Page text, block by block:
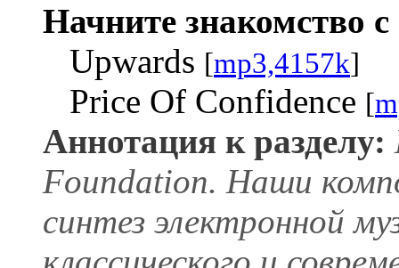
Начните знакомство с
Upwards [mp3,4157k]
Price Of Confidence [
Аннотация к разделу:
Foundation. Наши
синтез электронной